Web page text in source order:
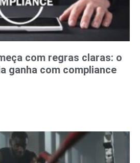
com regras claras: o
ganha com compliance